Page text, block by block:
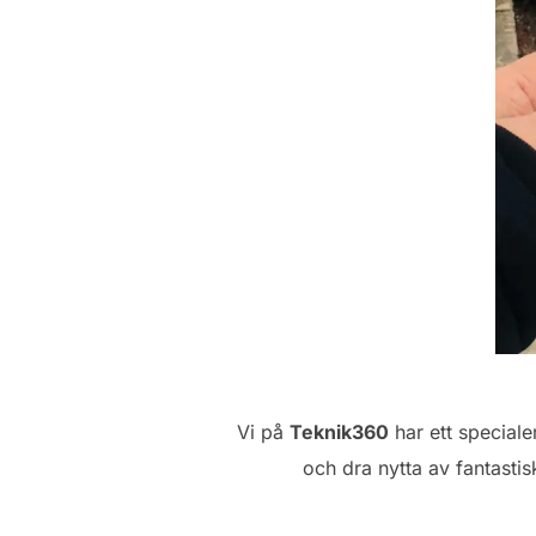
Vi påTeknik360 har ett
och dra nytta av